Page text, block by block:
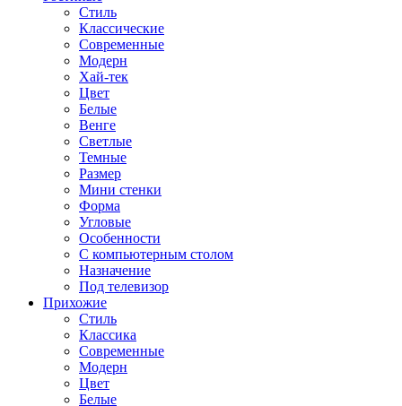
Стиль
Классические
Современные
Модерн
Хай-тек
Цвет
Белые
Венге
Светлые
Темные
Размер
Мини стенки
Форма
Угловые
Особенности
С компьютерным столом
Назначение
Под телевизор
Прихожие
Стиль
Классика
Современные
Модерн
Цвет
Белые